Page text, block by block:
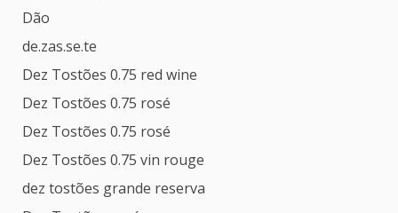
Dão
de.zas.se.te
Dez Tostões 0.75 red wine
Dez Tostões 0.75 rosé
Dez Tostões 0.75 rosé
Dez Tostões 0.75 vin rouge
dez tostões grande reserva